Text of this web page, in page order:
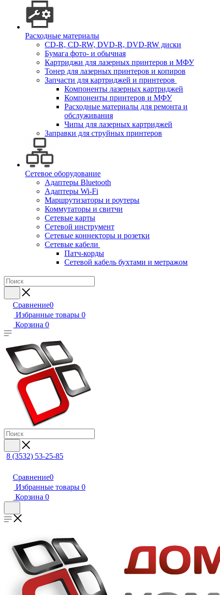
Расходные материалы
CD-R, CD-RW, DVD-R, DVD-RW диски
Бумага фото- и обычная
Картриджи для лазерных принтеров и МФУ
Тонер для лазерных принтеров и копиров
Запчасти для картриджей и принтеров
Компоненты лазерных картриджей
Компоненты принтеров и МФУ
Расходные материалы для ремонта и
обслуживания
Чипы для лазерных картриджей
Заправки для струйных принтеров
Сетевое оборудование
Адаптеры Bluetooth
Адаптеры Wi-Fi
Маршрутизаторы и роутеры
Коммутаторы и свитчи
Сетевые карты
Сетевой инструмент
Сетевые коннекторы и розетки
Сетевые кабели
Патч-корды
Сетевой кабель бухтами и метражом
Сравнение0
Избранные товары 0
Корзина 0
8 (3532) 53-25-85
Сравнение0
Избранные товары 0
Корзина 0